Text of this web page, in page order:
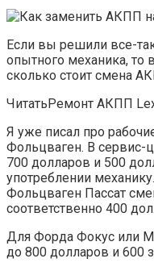
Если вы решили все-
опытного механика, то
сколько стоит смена
ЧитатьРемонт АКПП
Я уже писал про
Фольцваген. В сервис-
700 долларов и 500
употреблении
Фольцваген Пассат
соответственно 400
Для Форда Фокус или
до 800 долларов и 600